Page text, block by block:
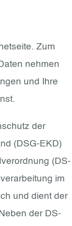
Zum
nehmen
und Ihre
der
(DSG-EKD)
(DS-
im
und dient der
der DS-